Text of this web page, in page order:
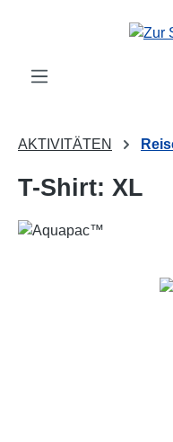
Zum Hauptinhalt springen
AKTIVITÄTEN
T-Shirt: XL